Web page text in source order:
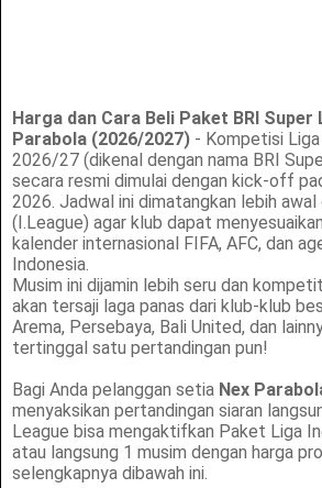
Harga dan Cara Beli Paket BRI Super
Parabola (2026/2027) - Kompetisi
2026/27 (dikenal dengan nama BRI
secara resmi dimulai dengan kick-off
2026. Jadwal ini dimatangkan lebih
(I.League) agar klub dapat
kalender internasional FIFA, AFC, dan
Indonesia.
Musim ini dijamin lebih seru dan
akan tersaji laga panas dari klub-klub
Arema, Persebaya, Bali United, dan
tertinggal satu pertandingan pun!
Bagi Anda pelanggan setia Nex
menyaksikan pertandingan siaran
League bisa mengaktifkan Paket Liga
atau langsung 1 musim dengan harga
selengkapnya dibawah ini.